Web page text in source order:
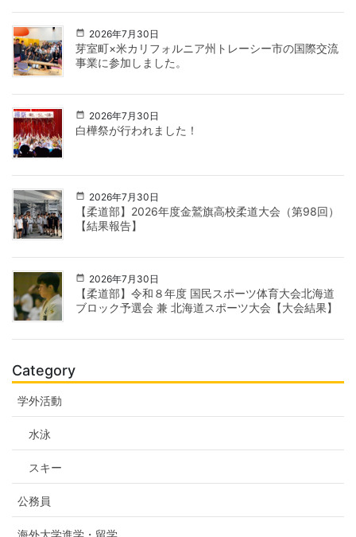
2026年7月30日
芽室町×米カリフォルニア州トレーシー市の国際交流
事業に参加しました。
2026年7月30日
白樺祭が行われました！
2026年7月30日
【柔道部】2026年度金鷲旗高校柔道大会（第98回）
【結果報告】
2026年7月30日
【柔道部】令和８年度 国民スポーツ体育大会北海道
ブロック予選会 兼 北海道スポーツ大会【大会結果】
Category
学外活動
水泳
スキー
公務員
海外大学進学・留学